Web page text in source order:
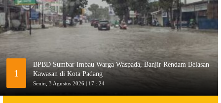
1
BPBD Sumbar Imbau Warga Waspada, Banjir Rendam Belasan
Kawasan di Kota Padang
Senin, 3 Agustus 2026 | 17 : 24